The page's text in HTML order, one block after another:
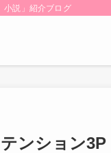
小説」紹介ブログ
ンション